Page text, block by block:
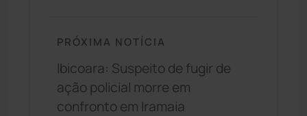
PRÓXIMA NOTÍCIA
Ibicoara: Suspeito de fugir de
ação policial morre em
confronto em Iramaia